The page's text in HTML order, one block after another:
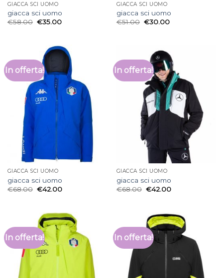
GIACCA SCI UOMO
giacca sci uomo
€58.00 €35.00
GIACCA SCI UOMO
giacca sci uomo
€51.00 €30.00
In offerta!
GIACCA SCI UOMO
giacca sci uomo
€68.00 €42.00
In offerta!
GIACCA SCI UOMO
giacca sci uomo
€68.00 €42.00
In offerta! In offerta!